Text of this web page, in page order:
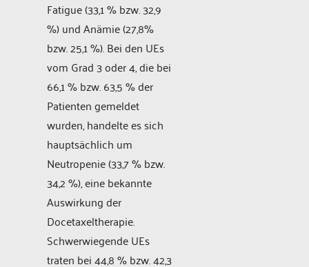
Fatigue (33,1 % bzw. 32,9
%) und Anämie (27,8%
bzw. 25,1 %). Bei den UEs
vom Grad 3 oder 4, die bei
66,1 % bzw. 63,5 % der
Patienten gemeldet
wurden, handelte es sich
hauptsächlich um
Neutropenie (33,7 % bzw.
34,2 %), eine bekannte
Auswirkung der
Docetaxeltherapie.
Schwerwiegende UEs
traten bei 44,8 % bzw. 42,3